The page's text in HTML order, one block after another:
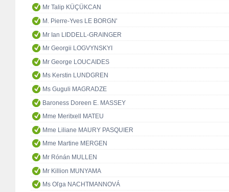
Mr Talip KÜÇÜKCAN
M. Pierre-Yves LE BORGN'
Mr Ian LIDDELL-GRAINGER
Mr Georgii LOGVYNSKYI
Mr George LOUCAIDES
Ms Kerstin LUNDGREN
Ms Guguli MAGRADZE
Baroness Doreen E. MASSEY
Mme Meritxell MATEU
Mme Liliane MAURY PASQUIER
Mme Martine MERGEN
Mr Rónán MULLEN
Mr Killion MUNYAMA
Ms Oľga NACHTMANNOVÁ